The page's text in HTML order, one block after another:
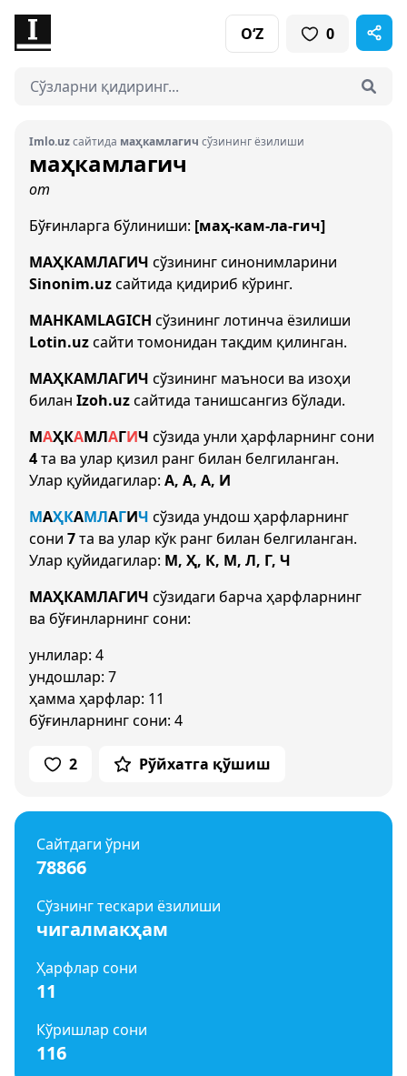
O‘Z 0
Imlo.uzсайтида маҳкамлагич сўзининг ёзилиши
маҳкамлагич
от
Бўғинларга бўлиниши: [маҳ-кам-ла-гич]
МАҲКАМЛАГИЧ сўзининг синонимларини
Sinonim.uzсайтида қидириб кўринг.
MAHKAMLAGICH сўзининг лотинча ёзилиши
Lotin.uzсайти томонидан тақдим қилинган.
МАҲКАМЛАГИЧ сўзининг маъноси ва изоҳи
билан Izoh.uzсайтида танишсангиз бўлади.
МАҲКАМЛАГИЧ сўзида унли ҳарфларнинг сони
4та ва улар қизил ранг билан белгиланган.
Улар қуйидагилар: А, А, А, И
МАҲКАМЛАГИЧ сўзида ундош ҳарфларнинг
сони 7та ва улар кўк ранг билан белгиланган.
Улар қуйидагилар: М, Ҳ, К, М, Л, Г, Ч
МАҲКАМЛАГИЧ сўзидаги барча ҳарфларнинг
ва бўғинларнинг сони:
унлилар: 4
ундошлар: 7
ҳамма ҳарфлар: 11
бўғинларнинг сони: 4
2 Рўйхатга қўшиш
Сайтдаги ўрни
78866
Сўзнинг тескари ёзилиши
чигалмакҳам
Ҳарфлар сони
11
Кўришлар сони
116